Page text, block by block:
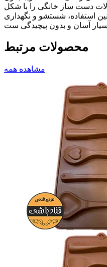
دست ساز خانگی را با شکل
استفاده، شستشو و نگهداری
محصولات مرتبط
مشاهده همه